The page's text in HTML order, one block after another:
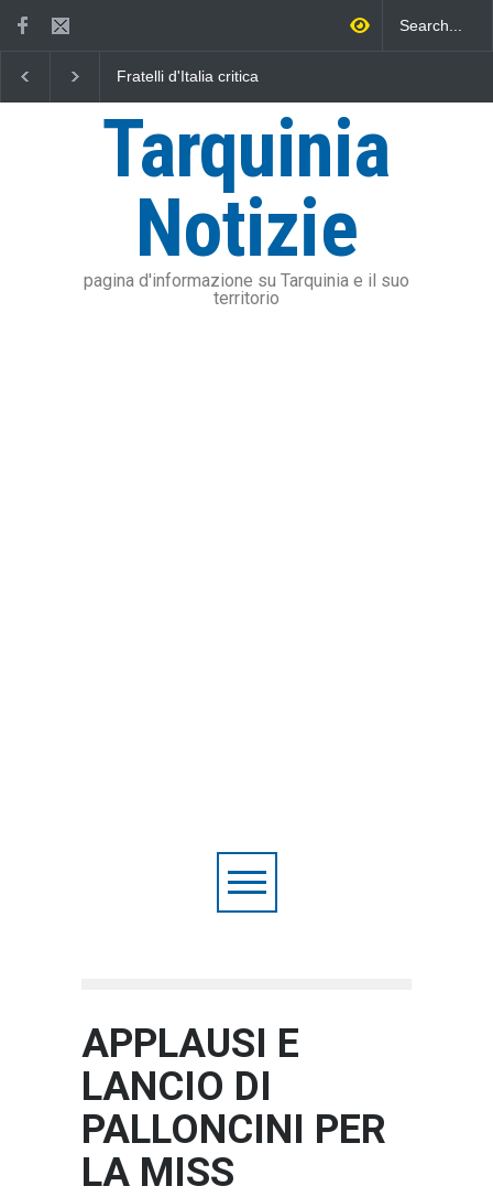
L'Università della Tuscia e
Viterbo uniti nella difesa del
mare
Tarquinia
Notizie
pagina d'informazione su Tarquinia e il suo
territorio
APPLAUSI E
LANCIO DI
PALLONCINI PER
LA MISS